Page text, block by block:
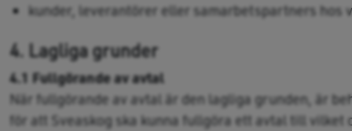
kunder, leverantörer eller samarbetspartners hos
4. Lagliga grunder
4.1 Fullgörande av avtal
När fullgörande av avtal är den lagliga grunden, är
för att Sveaskog ska kunna fullgöra ett avtal till